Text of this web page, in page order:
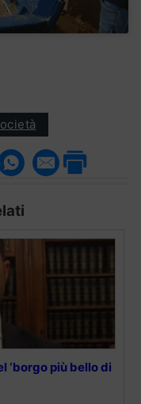
‘borgo più bello di